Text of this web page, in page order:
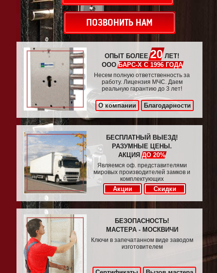
ПОЗВОНИТЬ НАМ
ОПЫТ БОЛЕЕ20ЛЕТ!
ОООБАРС-Х С 1996 ГОДА
Несем полную ответственность за
работу. Лицензия МЧС. Даем
реальную гарантию до 3 лет!
О компании Благодарности
БЕСПЛАТНЫЙ ВЫЕЗД!
РАЗУМНЫЕ ЦЕНЫ.
АКЦИЯДО 20%
Являемся оф. представителями
мировых производителей замков и
комплектующих
Акции Скидки
БЕЗОПАСНОСТЬ!
МАСТЕРА - МОСКВИЧИ
Ключи в запечатанном виде заводом
изготовителем